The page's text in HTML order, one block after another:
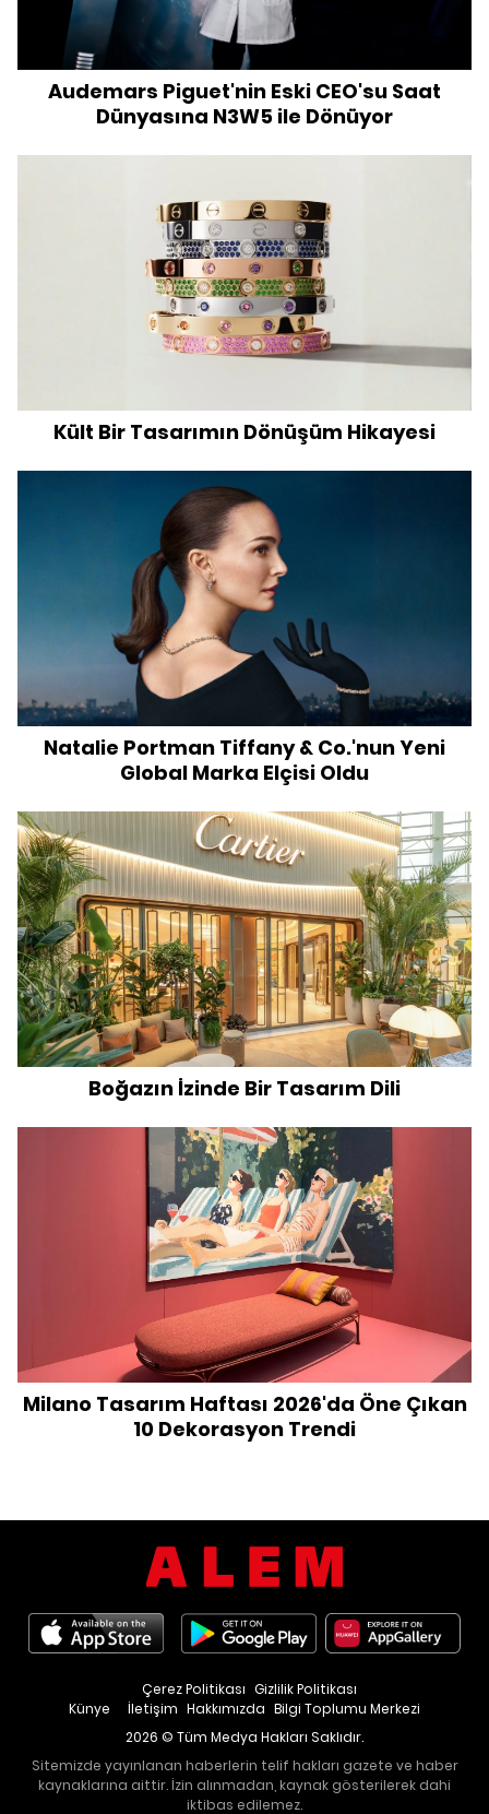
Audemars Piguet'nin Eski CEO'su Saat
Dünyasına N3W5 ile Dönüyor
Kült Bir Tasarımın Dönüşüm Hikayesi
Natalie Portman Tiffany & Co.'nun Yeni
Global Marka Elçisi Oldu
Boğazın İzinde Bir Tasarım Dili
Milano Tasarım Haftası 2026'da Öne Çıkan
10 Dekorasyon Trendi
Künye İletişim Hakkımızda Bilgi Toplumu Merkezi
Çerez Politikası Gizlilik Politikası
2026 © Tüm Medya Hakları Saklıdır.
Sitemizde yayınlanan haberlerin telif hakları gazete ve haber
kaynaklarına aittir. İzin alınmadan, kaynak gösterilerek dahi
iktibas edilemez.